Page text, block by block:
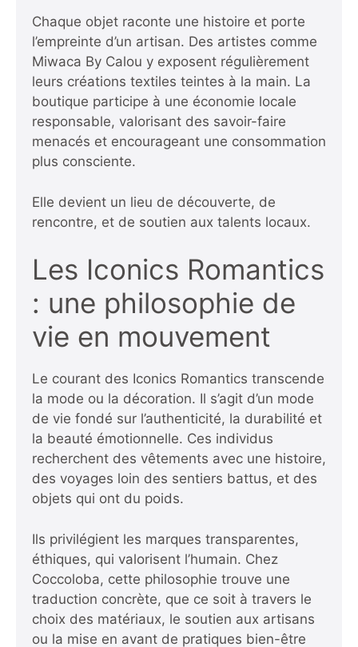
Chaque objet raconte une histoire et porte
l’empreinte d’un artisan. Des artistes comme
Miwaca By Calou y exposent régulièrement
leurs créations textiles teintes à la main. La
boutique participe à une économie locale
responsable, valorisant des savoir-faire
menacés et encourageant une consommation
plus consciente.
Elle devient un lieu de découverte, de
rencontre, et de soutien aux talents locaux.
Les Iconics Romantics
: une philosophie de
vie en mouvement
Le courant des Iconics Romantics transcende
la mode ou la décoration. Il s’agit d’un mode
de vie fondé sur l’authenticité, la durabilité et
la beauté émotionnelle. Ces individus
recherchent des vêtements avec une histoire,
des voyages loin des sentiers battus, et des
objets qui ont du poids.
Ils privilégient les marques transparentes,
éthiques, qui valorisent l’humain. Chez
Coccoloba, cette philosophie trouve une
traduction concrète, que ce soit à travers le
choix des matériaux, le soutien aux artisans
ou la mise en avant de pratiques bien-être